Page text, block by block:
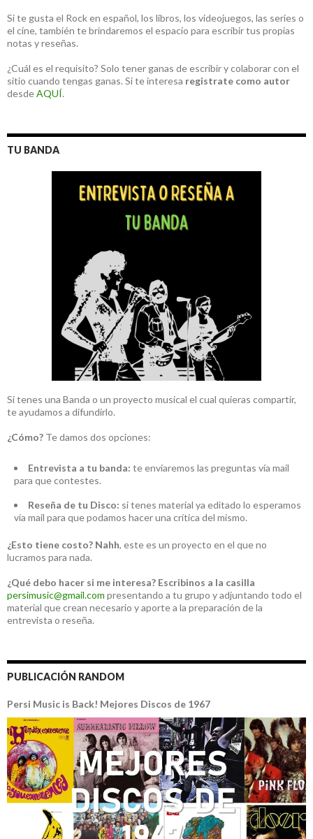
Si te gusta el Rock en español, los libros, los videojuegos, las series o
el cine, también te brindaremos el espacio para escribir tus propias
notas y reseñas.
¿Cuál es el requisito? Solo tener ganas de escribir y colaborar con el
sitio cuando tengas ganas. Si te interesa registrate como autor
desdeAQUÍ.
TU BANDA
Si tenes una Banda o un proyecto musical el cual quieras compartir,
te ayudamos a difundirlo.
¿Cómo? Te damos dos opciones:
Entrevista a tu banda: te enviaremos las preguntas vía mail
para que contestes.
Reseña de tu Disco: si tenes material ya editado lo esperamos
vía mail para que podamos hacer una crítica del mismo.
¿Esto tiene costo? Nahh, este es un proyecto en el que no
lucramos para nada.
¿Qué debo hacer si me interesa? Escribinos a la casilla
persimusic@gmail.com presentando a tu grupo y adjuntando todo el
material que crean necesario y aporte a la preparación de la
entrevista o reseña.
PUBLICACIÓN RANDOM
Persi Music is Back! Mejores Discos de 1967